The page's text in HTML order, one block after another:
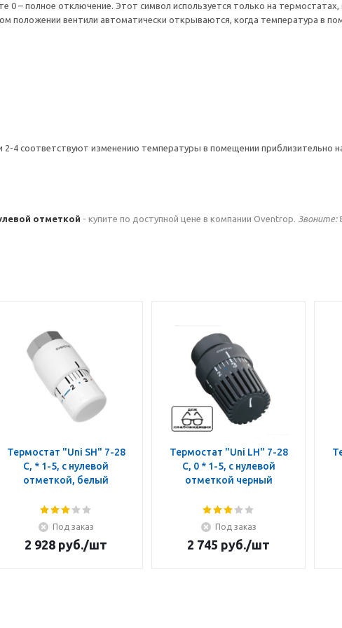
0 – полное отключение. Этот символ используется только на
положении вентили автоматически открываются, когда температура в
4 соответствуют изменению температуры в помещении приблизительно
отметкой - купите по доступной цене в компании Oventrop. Звоните:
Термостат "Uni SH" 7-28
C, * 1-5, с нулевой
отметкой, белый
Под заказ
2 928 руб./шт
Термостат "Uni LH" 7-28
C, 0 * 1-5, с нулевой
отметкой черный
Под заказ
2 745 руб./шт